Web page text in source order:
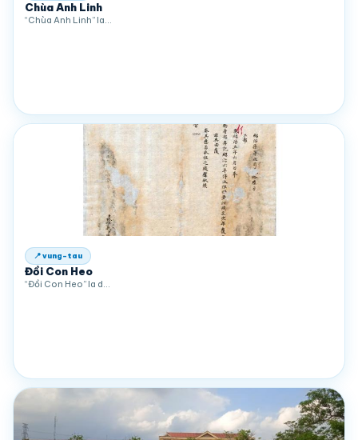
Chùa Anh Linh
“Chùa Anh Linh” la…
📍 vung-tau
Đồi Con Heo
“Đồi Con Heo” la d…